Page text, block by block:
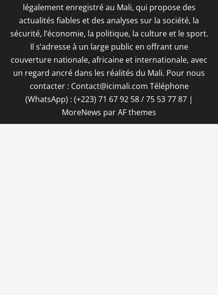
légalement enregistré au Mali, qui propose des
actualités fiables et des analyses sur la société, la
sécurité, l’économie, la politique, la culture et le sport.
Il s’adresse à un large public en offrant une
couverture nationale, africaine et internationale, avec
un regard ancré dans les réalités du Mali. Pour nous
contacter : Contact@icimali.com Téléphone
(WhatsApp) : (+223) 71 67 92 58 / 75 53 77 87 |
MoreNews par AF themes